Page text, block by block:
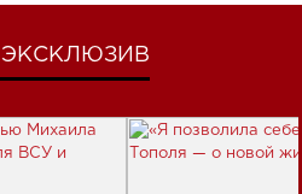
ЭКСКЛЮЗИВ